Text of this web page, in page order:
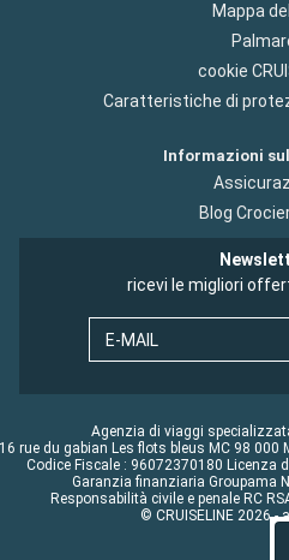
Mappa
cookie
Caratteristiche di
Informazioni
Blog
ricevi le migliori
E-MAIL
Agenzia di viaggi
16 rue du gabian Les flots bleus MC 98 000
Codice Fiscale : 96072370180 Licenza
Garanzia finanziaria Groupama
Responsabilità civile e penale RC
© CRUISELINE 2026 -